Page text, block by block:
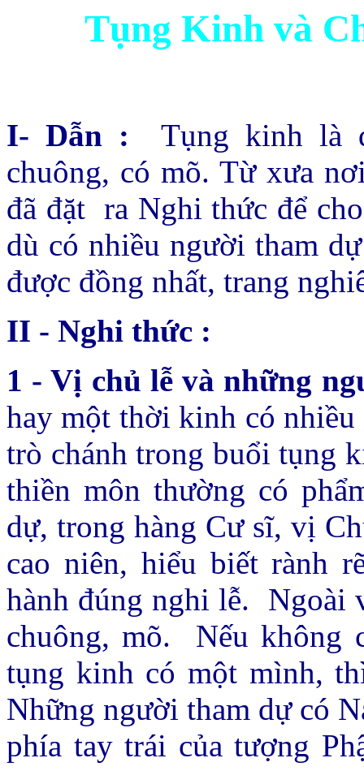
Tụng Kinh và
I- Dẫn :
Tụng kinh là
chuông, có mõ. Từ xưa
đã đặt ra Nghi thức để
dù có nhiều người tham
được đồng nhất, trang
II - Nghi thức :
1 - Vị chủ lễ và những
hay một thời kinh có
trò chánh trong buổi tụng
thiền môn thường có
dự, trong hàng Cư sĩ, vị
cao niên, hiểu biết rành
hành đúng nghi lễ.
Ngoài
chuông, mõ.
Nếu không
tụng kinh có một mình,
Những người tham dự có
phía tay trái của tượng